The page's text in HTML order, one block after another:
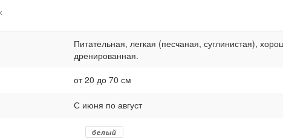
Питательная, легкая (песчаная, суглинистая),
дренированная.
от 20 до 70 см
С июня по август
белый